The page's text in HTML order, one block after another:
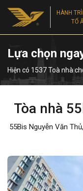
HÀNH
TỔ
Lựa chọn
Hiện có 1537 Toà nhà
Tòa nhà
55Bis Nguyễn Văn